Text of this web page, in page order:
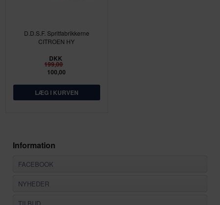
D.D.S.F. Spritfabrikkerne
CITROEN HY
DKK
199,00
100,00
Information
FACEBOOK
NYHEDER
TILBUD